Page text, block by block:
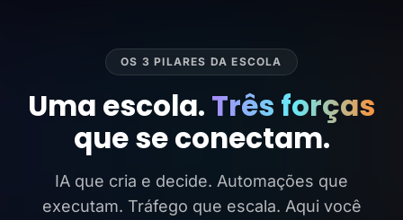
OS 3 PILARES DA ESCOLA
Uma escola. Três forças
que se conectam.
IA que cria e decide. Automações que
executam. Tráfego que escala. Aqui você